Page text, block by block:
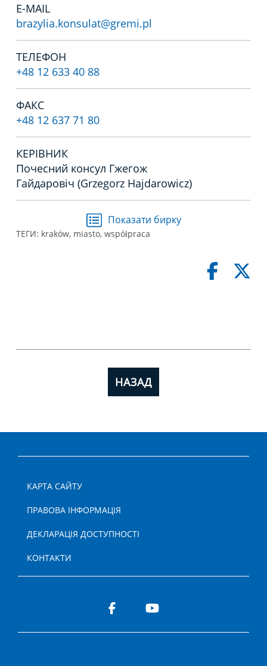
E-MAIL
brazylia.konsulat@gremi.pl
ТЕЛЕФОН
+48 12 633 40 88
ФАКС
+48 12 637 71 80
КЕРІВНИК
Почесний консул Гжегож
Гайдаровіч (Grzegorz Hajdarowicz)
Показати бирку
ТЕГИ: kraków, miasto, współpraca
НАЗАД
КАРТА САЙТУ
ПРАВОВА ІНФОРМАЦІЯ
ДЕКЛАРАЦІЯ ДОСТУПНОСТІ
КОНТАКТИ